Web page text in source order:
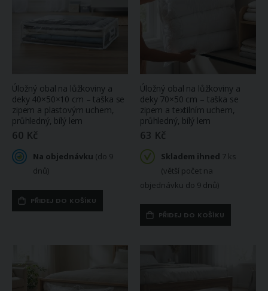
Úložný obal na lůžkoviny a
deky 40×50×10 cm – taška se
zipem a plastovým uchem,
průhledný, bílý lem
60 Kč
Na objednávku (do 9
dnů)
PŘIDEJ DO KOŠÍKU
Úložný obal na lůžkoviny a
deky 70×50 cm – taška se
zipem a textilním uchem,
průhledný, bílý lem
63 Kč
Skladem ihned 7 ks
(větší počet na
objednávku do 9 dnů)
PŘIDEJ DO KOŠÍKU